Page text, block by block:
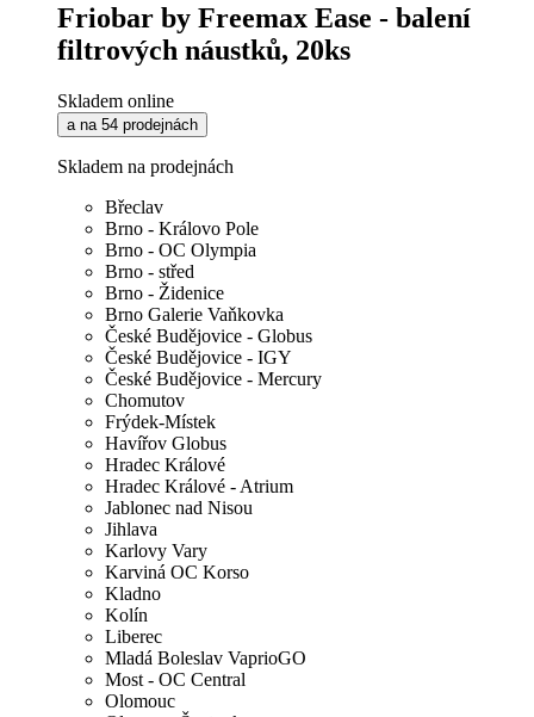
Friobar by Freemax Ease - balení
filtrových náustků, 20ks
Skladem online
a na 54 prodejnách
Skladem na prodejnách
Břeclav
Brno - Královo Pole
Brno - OC Olympia
Brno - střed
Brno - Židenice
Brno Galerie Vaňkovka
České Budějovice - Globus
České Budějovice - IGY
České Budějovice - Mercury
Chomutov
Frýdek-Místek
Havířov Globus
Hradec Králové
Hradec Králové - Atrium
Jablonec nad Nisou
Jihlava
Karlovy Vary
Karviná OC Korso
Kladno
Kolín
Liberec
Mladá Boleslav VaprioGO
Most - OC Central
Olomouc